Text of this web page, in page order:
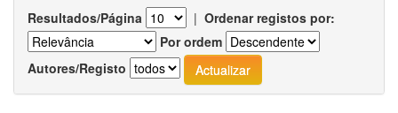
Resultados/Página | Ordenar registos por:
Por ordem
Autores/Registo